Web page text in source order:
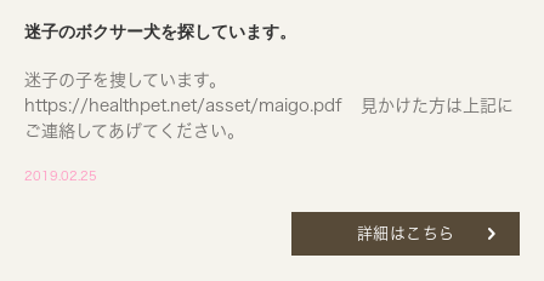
迷子のボクサー犬を探しています。
迷子の子を捜しています。
https://healthpet.net/asset/maigo.pdf 見かけた方は上記に
ご連絡してあげてください。
2019.02.25
詳細はこちら